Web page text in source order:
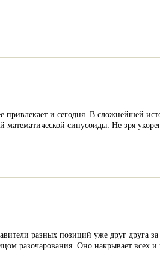
и сегодня. В сложнейшей
математической синусоиды. Не зря
разных позиций уже друг друга
разочарования. Оно накрывает всех и